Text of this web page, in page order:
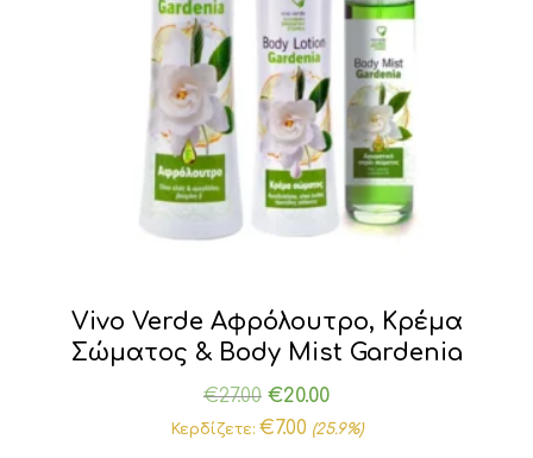
Vivo Verde Αφρόλουτρο, Κρέμα
Σώματος & Body Mist Gardenia
€27.00 Original
price
€20.00Η
τρέχουσα
Κερδίζετε: €7.00 (25.9%)